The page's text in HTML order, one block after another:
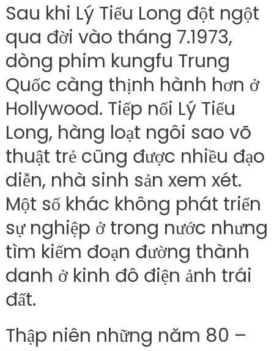
Sau khi Lý Tiểu Long đột ngột
qua đời vào tháng 7.1973,
dòng phim kungfu Trung
Quốc càng thịnh hành hơn ở
Hollywood. Tiếp nối Lý Tiểu
Long, hàng loạt ngôi sao võ
thuật trẻ cũng được nhiều đạo
diễn, nhà sinh sản xem xét.
Một số khác không phát triển
sự nghiệp ở trong nước nhưng
tìm kiếm đoạn đường thành
danh ở kinh đô điện ảnh trái
đất.
Thập niên những năm 80 –